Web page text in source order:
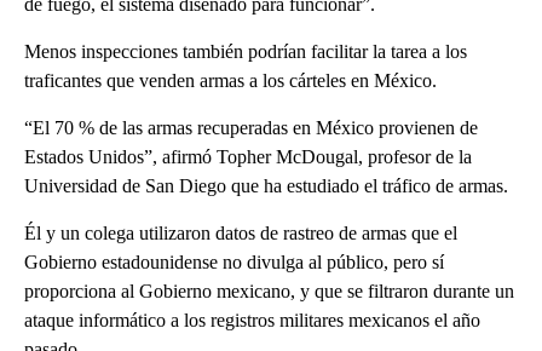
de fuego, el sistema diseñado para funcionar”.
Menos inspecciones también podrían facilitar la tarea a los
traficantes que venden armas a los cárteles en México.
“El 70 % de las armas recuperadas en México provienen de
Estados Unidos”, afirmó Topher McDougal, profesor de la
Universidad de San Diego que ha estudiado el tráfico de armas.
Él y un colega utilizaron datos de rastreo de armas que el
Gobierno estadounidense no divulga al público, pero sí
proporciona al Gobierno mexicano, y que se filtraron durante un
ataque informático a los registros militares mexicanos el año